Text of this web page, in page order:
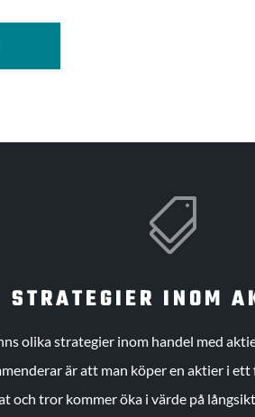

STRATEGIER INOM
olika strategier inom handel med
är att man köper en aktier i ett
och tror kommer öka i värde på